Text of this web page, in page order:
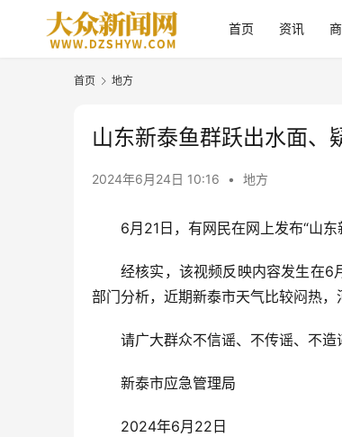
首页 资讯
首页 地方
山东新泰鱼群跃出水面、
2024年6月24日 10:16 • 地方
6月21日，有网民在网上发布“山
经核实，该视频反映内容发生在6
部门分析，近期新泰市天气比较闷热，
请广大群众不信谣、不传谣、不造
新泰市应急管理局
2024年6月22日